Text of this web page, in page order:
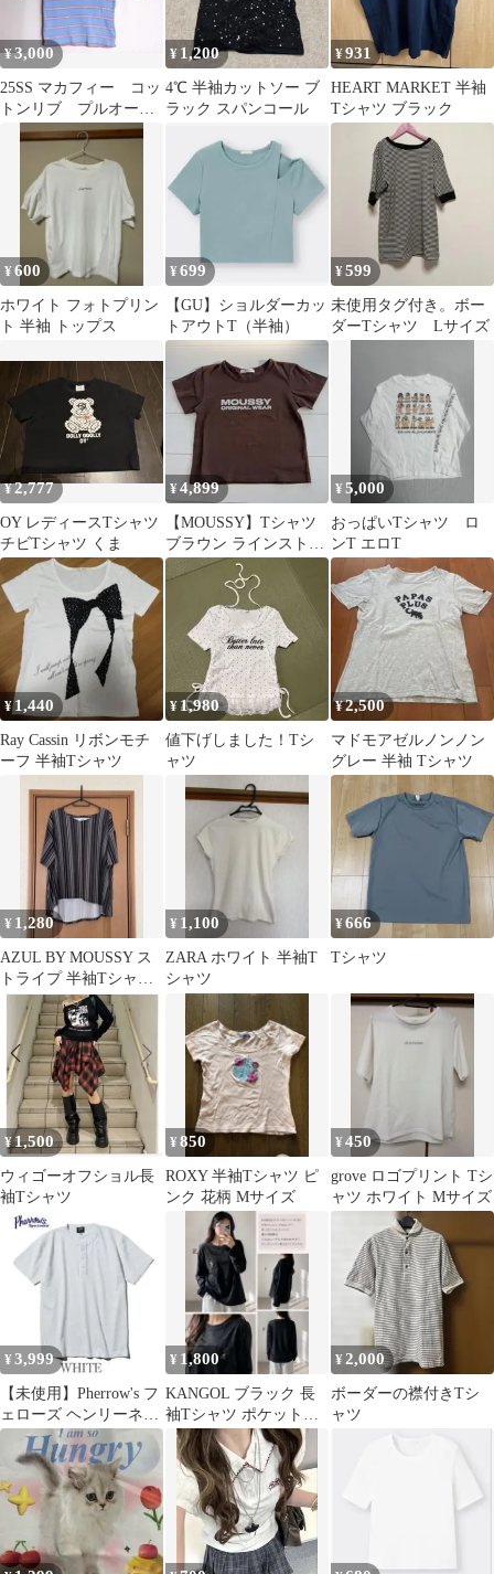
¥3,000
25SS マカフィー コッ
トンリブ プルオーバ
ー ブルー系
¥ 1,200
4℃ 半袖カットソー ブ
ラック スパンコール
¥931
HEART MARKET 半袖
Tシャツ ブラック
¥600
ホワイト フォトプリン
ト 半袖 トップス
¥699
【GU】ショルダーカッ
トアウトT（半袖）
¥599
未使用タグ付き。ボー
ダーTシャツ Lサイズ
¥2,777
OY レディースTシャツ
チビTシャツ くま
¥4,899
【MOUSSY】Tシャツ
ブラウン ラインストー
ン♡ FREE
¥5,000
おっぱいTシャツ ロ
ンT エロT
¥ 1,440
Ray Cassin リボンモチ
ーフ 半袖Tシャツ
¥ 1,980
値下げしました！Tシ
ャツ
¥2,500
マドモアゼルノンノン
グレー 半袖 Tシャツ
¥ 1,280
AZUL BY MOUSSY ス
トライプ 半袖Tシャツ
Mサイズ
¥ 1,100
ZARA ホワイト 半袖T
シャツ
¥666
Tシャツ
¥1,500
ウィゴーオフショル長
袖Tシャツ
¥850
ROXY 半袖Tシャツ ピ
ンク 花柄 Mサイズ
¥450
grove ロゴプリント Tシ
ャツ ホワイト Mサイズ
¥ 3,999
【未使用】Pherrow's フ
ェローズ ヘンリーネッ
ク 半袖Tシャツ ホワイ
¥ 1,800
KANGOL ブラック 長
袖Tシャツ ポケット付
き
¥2,000
ボーダーの襟付きTシ
ャツ